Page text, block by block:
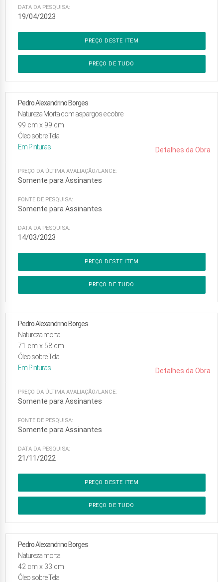
DATA DA PESQUISA:
19/04/2023
PREÇO DESTE ITEM
PREÇO DE TUDO
Pedro Alexandrino Borges
Natureza Morta com aspargos e cobre
99 cm x 99 cm
Óleo sobre Tela
Em Pinturas Detalhes da Obra
PREÇO DA ÚLTIMA AVALIAÇÃO/LANCE:
Somente para Assinantes
FONTE DE PESQUISA:
Somente para Assinantes
DATA DA PESQUISA:
14/03/2023
PREÇO DESTE ITEM
PREÇO DE TUDO
Pedro Alexandrino Borges
Natureza morta
71 cm x 58 cm
Óleo sobre Tela
Em Pinturas Detalhes da Obra
PREÇO DA ÚLTIMA AVALIAÇÃO/LANCE:
Somente para Assinantes
FONTE DE PESQUISA:
Somente para Assinantes
DATA DA PESQUISA:
21/11/2022
PREÇO DESTE ITEM
PREÇO DE TUDO
Pedro Alexandrino Borges
Natureza morta
42 cm x 33 cm
Óleo sobre Tela